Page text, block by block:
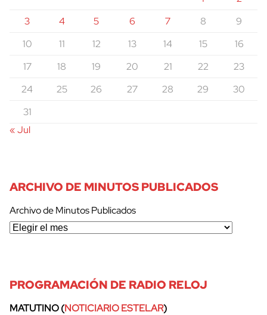
3
4 5 6 7 8
9
10
11 12 13 14 15
16
17
18 19 20 21 22
23
24
25 26 27 28 29
30
31
« Jul
ARCHIVO DE MINUTOS PUBLICADOS
Archivo de Minutos Publicados
PROGRAMACIÓN DE RADIO RELOJ
MATUTINO (NOTICIARIO ESTELAR)